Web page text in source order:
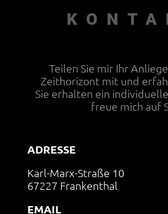
Teilen Sie mir Ihr
Zeithorizont mit und
Sie erhalten ein
freue mich auf
ADRESSE
Karl-Marx-Straße 10
67227 Frankenthal
EMAIL